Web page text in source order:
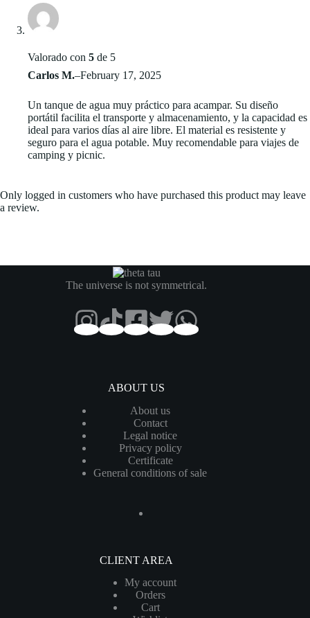
Valorado con 5 de 5
Carlos M.–February 17, 2025
Un tanque de agua muy práctico para acampar. Su diseño
portátil facilita el transporte y almacenamiento, y la capacidad es
ideal para varios días al aire libre. El material es resistente y
seguro para el agua potable. Muy recomendable para viajes de
camping y picnic.
Only logged in customers who have purchased this product may leave
a review.
The universe is not symmetrical.
ABOUT US
About us
Contact
Legal notice
Privacy policy
Certificate
General conditions of sale
CLIENT AREA
My account
Orders
Cart